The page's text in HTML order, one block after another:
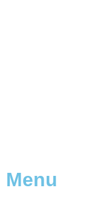
Menu